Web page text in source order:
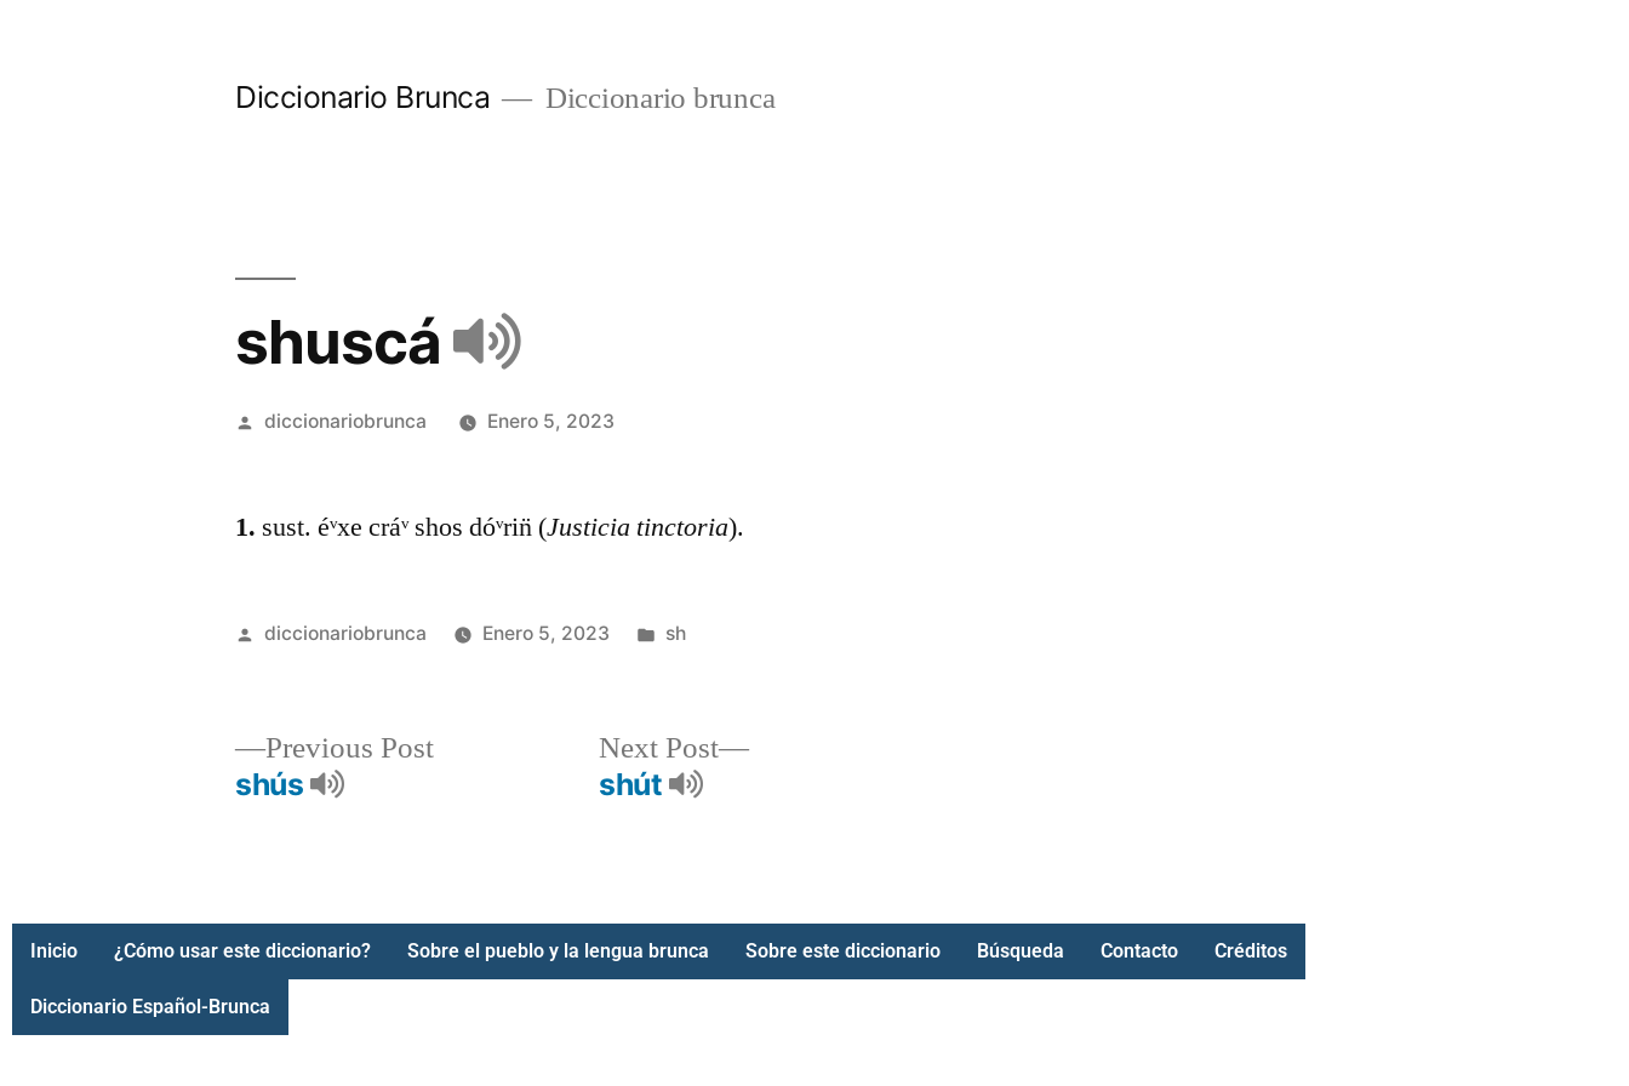
Diccionario Brunca Diccionario brunca
shuscá
diccionariobrunca Enero 5, 2023
1. sust. éᵛxe cráᵛ shos dóᵛrin̈ (Justicia tinctoria).
diccionariobrunca Enero 5, 2023 sh
Previous Post
shús
Next Post
shút
Inicio ¿Cómo usar este diccionario? Sobre el pueblo y la lengua brunca Sobre este diccionario Búsqueda Contacto Créditos
Diccionario Español-Brunca